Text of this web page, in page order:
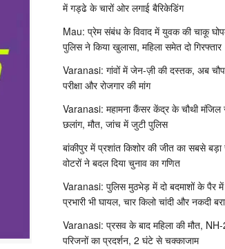
में गड्ढे के चारों ओर लगाई बैरिकेडिंग
Mau: प्रेम संबंध के विवाद में युवक की चाकू
पुलिस ने किया खुलासा, महिला समेत दो गिरफ्तार
Varanasi: गांवों में जेन-ज़ी की दस्तक, अब
परीक्षा और रोजगार की मांग
Varanasi: महामना कैंसर केंद्र के चौथी मंजिल
छलांग, मौत, जांच में जुटी पुलिस
बांकीपुर में प्रशांत किशोर की जीत का सबसे
वोटरों ने बदल दिया चुनाव का गणित
Varanasi: पुलिस मुठभेड़ में दो बदमाशों के पैर में
प्रभारी भी घायल, चार किलो चांदी और नकदी
Varanasi: प्रसव के बाद महिला की मौत,
परिजनों का प्रदर्शन, 2 घंटे से चक्काजाम